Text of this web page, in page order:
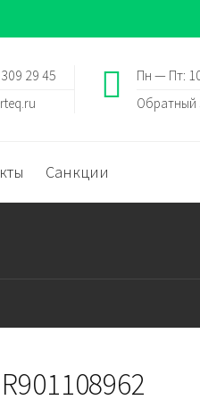
Пн — Пт:
Обратный
29 45
Санкции